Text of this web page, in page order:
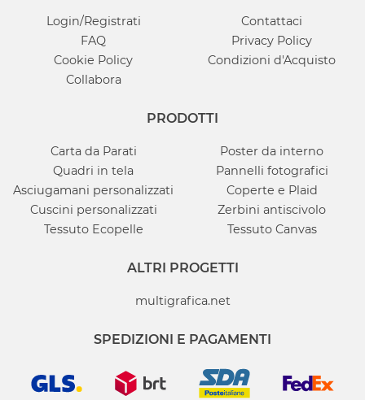
Login/Registrati
Contattaci
FAQ
Privacy Policy
Cookie Policy
Condizioni d'Acquisto
Collabora
PRODOTTI
Carta da Parati
Poster da interno
Quadri in tela
Pannelli fotografici
Asciugamani personalizzati
Coperte e Plaid
Cuscini personalizzati
Zerbini antiscivolo
Tessuto Ecopelle
Tessuto Canvas
ALTRI PROGETTI
multigrafica.net
SPEDIZIONI E PAGAMENTI